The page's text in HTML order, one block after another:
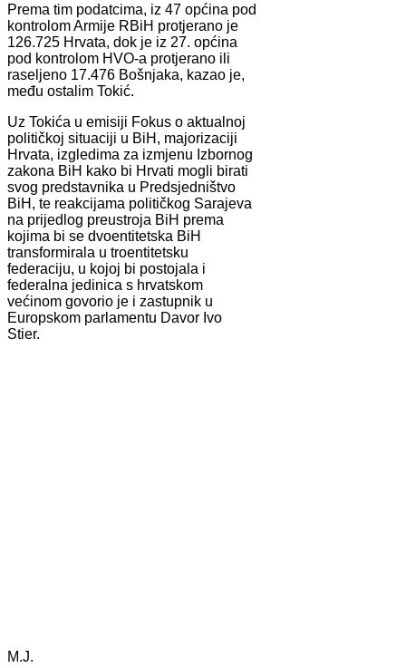
Prema tim podatcima, iz 47 općina pod
kontrolom Armije RBiH protjerano je
126.725 Hrvata, dok je iz 27. općina
pod kontrolom HVO-a protjerano ili
raseljeno 17.476 Bošnjaka, kazao je,
među ostalim Tokić.
Uz Tokića u emisiji Fokus o aktualnoj
političkoj situaciji u BiH, majorizaciji
Hrvata, izgledima za izmjenu Izbornog
zakona BiH kako bi Hrvati mogli birati
svog predstavnika u Predsjedništvo
BiH, te reakcijama političkog Sarajeva
na prijedlog preustroja BiH prema
kojima bi se dvoentitetska BiH
transformirala u troentitetsku
federaciju, u kojoj bi postojala i
federalna jedinica s hrvatskom
većinom govorio je i zastupnik u
Europskom parlamentu Davor Ivo
Stier.
M.J.